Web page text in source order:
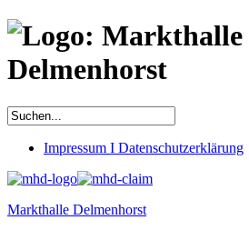
Impressum I Datenschutzerklärung
Markthalle Delmenhorst